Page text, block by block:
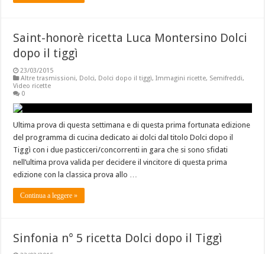
Saint-honorè ricetta Luca Montersino Dolci
dopo il tiggì
23/03/2015
Altre trasmissioni, Dolci, Dolci dopo il tiggì,Immagini ricette, Semifreddi,
Video ricette
0
Ultima prova di questa settimana e di questa prima fortunata edizione
del programma di cucina dedicato ai dolci dal titolo Dolci dopo il
Tiggì con i due pasticceri/concorrenti in gara che si sono sfidati
nell’ultima prova valida per decidere il vincitore di questa prima
edizione con la classica prova allo …
Continua a leggere »
Sinfonia n° 5 ricetta Dolci dopo il Tiggì